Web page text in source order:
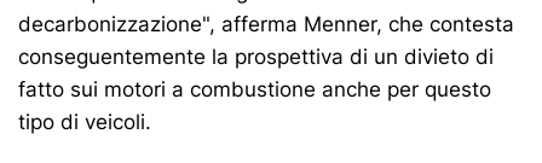
decarbonizzazione", afferma Menner, che contesta
conseguentemente la prospettiva di un divieto di
fatto sui motori a combustione anche per questo
tipo di veicoli.